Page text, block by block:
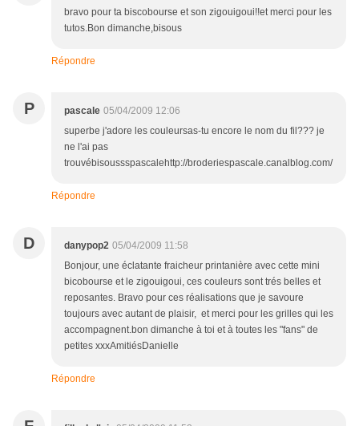
bravo pour ta biscobourse et son zigouigoui!!et merci pour les
tutos.Bon dimanche,bisous
Répondre
P pascale 05/04/2009 12:06
superbe j'adore les couleursas-tu encore le nom du fil??? je
ne l'ai pas
trouvébisoussspascalehttp://broderiespascale.canalblog.com/
Répondre
D danypop2 05/04/2009 11:58
Bonjour, une éclatante fraicheur printanière avec cette mini
bicobourse et le zigouigoui, ces couleurs sont trés belles et
reposantes. Bravo pour ces réalisations que je savoure
toujours avec autant de plaisir, et merci pour les grilles qui les
accompagnent.bon dimanche à toi et à toutes les "fans" de
petites xxxAmitiésDanielle
Répondre